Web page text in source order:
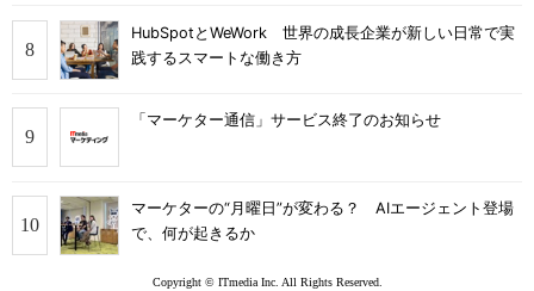
HubSpotとWeWork 世界の成長企業が新しい日常で実
践するスマートな働き方
「マーケター通信」サービス終了のお知らせ
マーケターの“月曜日”が変わる？ AIエージェント登場
で、何が起きるか
Copyright © ITmedia Inc. All Rights Reserved.